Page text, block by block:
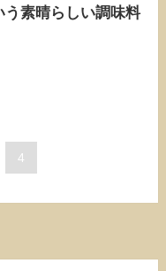
素晴らしい調味料
4